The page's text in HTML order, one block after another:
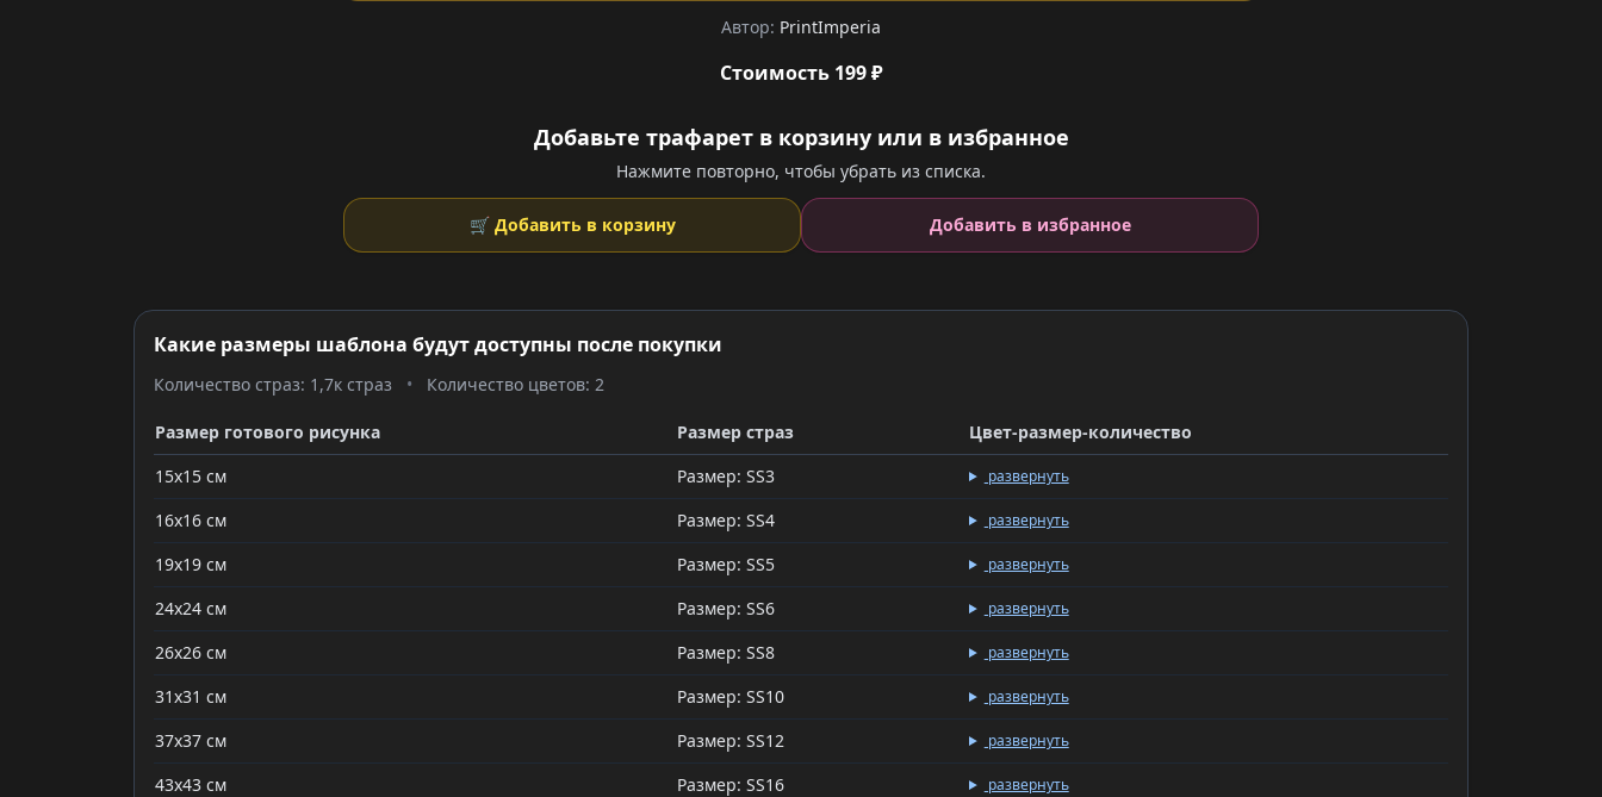
Автор: PrintImperia
Стоимость 199 ₽
Добавьте трафарет в корзину или в избранное
Нажмите повторно, чтобы убрать из списка.
🛒 Добавить в корзину Добавить в избранное
Какие размеры шаблона будут доступны после покупки
Количество страз: 1,7к страз • Количество цветов: 2
Размер готового рисунка Размер страз
Цвет-размер-количество
15x15 см
Размер: SS3 развернуть
16x16 см Размер: SS4 развернуть
19x19 см Размер: SS5 развернуть
24x24 см Размер: SS6 развернуть
26x26 см Размер: SS8 развернуть
31x31 см Размер: SS10 развернуть
37x37 см Размер: SS12 развернуть
43x43 см Размер: SS16 развернуть